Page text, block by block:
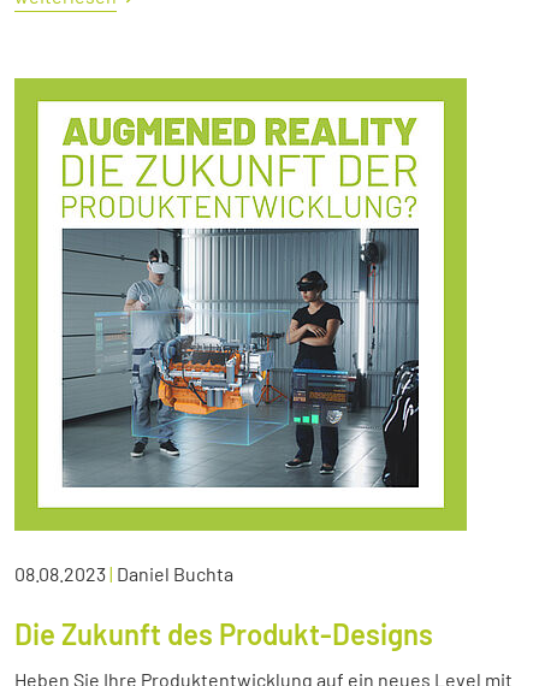
08.08.2023| Daniel Buchta
Die Zukunft des Produkt-Designs
Heben Sie Ihre Produktentwicklung auf ein neues Level mit